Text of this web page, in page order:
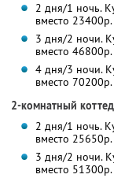
2 дня/1 ночь.
вместо 23400р.
3 дня/2 ночи.
вместо 46800р.
4 дня/3 ночи.
вместо 70200р.
2-комнатный
2 дня/1 ночь.
вместо 25650р.
3 дня/2 ночи.
вместо 51300р.